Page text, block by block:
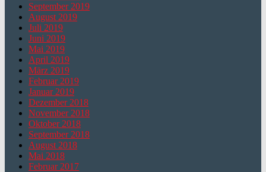
September 2019
August 2019
Juli 2019
Juni 2019
Mai 2019
April 2019
März 2019
Februar 2019
Januar 2019
Dezember 2018
November 2018
Oktober 2018
September 2018
August 2018
Mai 2018
Februar 2017